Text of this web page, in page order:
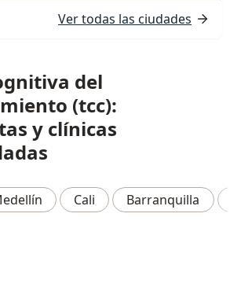
Ver todas las ciudades
del
(tcc):
y clínicas
Cali Barranquilla